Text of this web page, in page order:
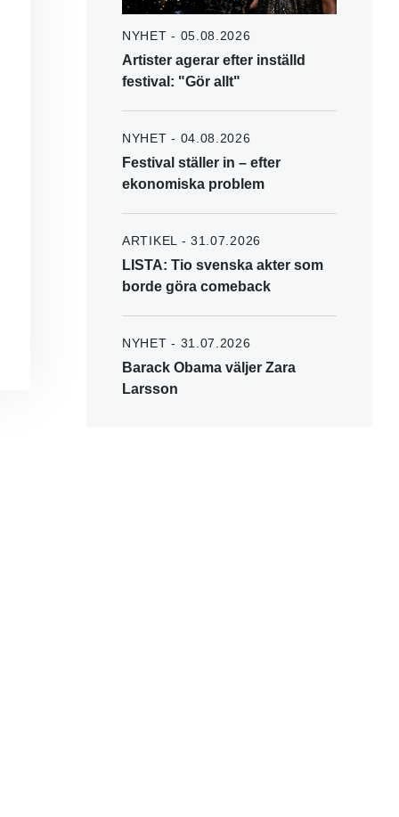
NYHET - 05.08.2026
Artister agerar efter inställd
festival: "Gör allt"
NYHET - 04.08.2026
Festival ställer in – efter
ekonomiska problem
ARTIKEL - 31.07.2026
LISTA: Tio svenska akter som
borde göra comeback
NYHET - 31.07.2026
Barack Obama väljer Zara
Larsson